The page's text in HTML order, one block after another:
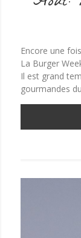
Encore une
La Burger
Il est grand
gourmandes